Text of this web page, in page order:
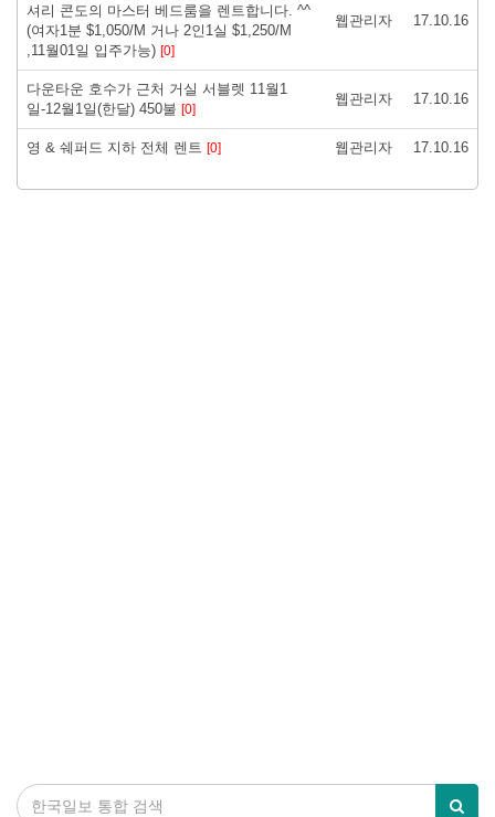
셔리 콘도의 마스터 베드룸을 렌트합니다. ^^
(여자1분 $1,050/M 거나 2인1실 $1,250/M
,11월01일 입주가능) [0]
웹관리자 17.10.16
다운타운 호수가 근처 거실 서블렛 11월1
일-12월1일(한달) 450불 [0]
웹관리자 17.10.16
영 & 쉐퍼드 지하 전체 렌트 [0] 웹관리자 17.10.16